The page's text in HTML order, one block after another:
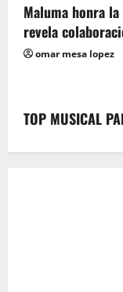
Maluma honra
revela
omar mesa lopez
TOP MUSICAL